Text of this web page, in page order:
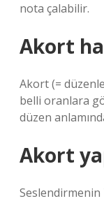
nota çalabilir.
Akort
Akort (=
belli oranlara
düzen
Akort
Seslendirmenin